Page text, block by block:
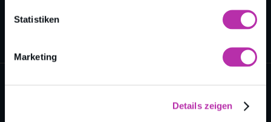
Statistiken
Marketing
Details zeigen